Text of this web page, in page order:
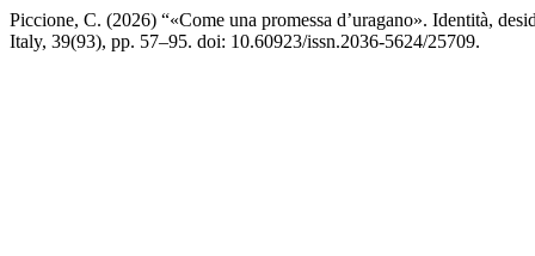
Piccione, C. (2026) “«Come una promessa d’uragano». Identità,
Italy, 39(93), pp. 57–95. doi: 10.60923/issn.2036-5624/25709.